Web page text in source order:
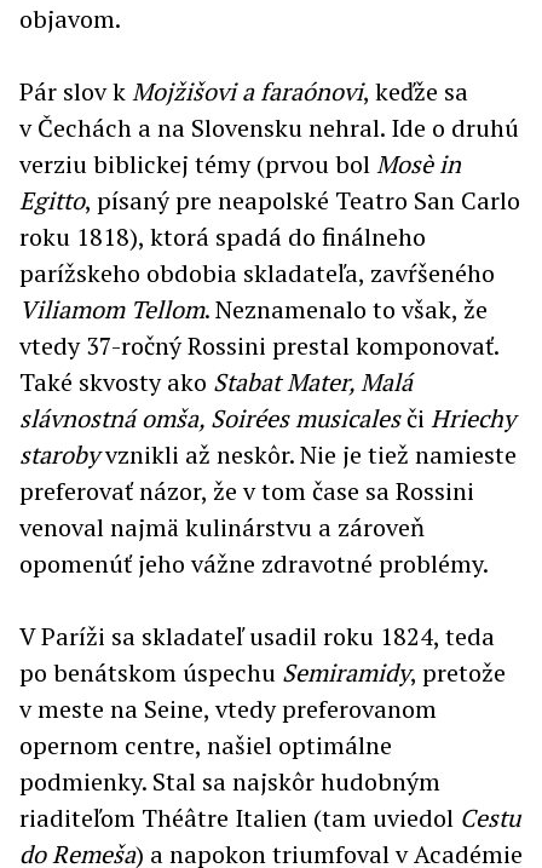
objavom.
Pár slov kMojžišovi a faraónovi, keďže sa
v Čechách a na Slovensku nehral. Ide o druhú
verziu biblickej témy (prvou bolMosè in
Egitto, písaný pre neapolské Teatro San Carlo
roku 1818), ktorá spadá do finálneho
parížskeho obdobia skladateľa, zavŕšeného
Viliamom Tellom. Neznamenalo to však, že
vtedy 37-ročný Rossini prestal komponovať.
Také skvosty ako StabatMater, Malá
slávnostná omša, Soirées musicalesči Hriechy
starobyvznikli až neskôr. Nie je tiež namieste
preferovať názor, že v tom čase sa Rossini
venoval najmä kulinárstvu a zároveň
opomenúť jeho vážne zdravotné problémy.
V Paríži sa skladateľ usadil roku 1824, teda
po benátskom úspechu Semiramidy, pretože
v meste na Seine, vtedy preferovanom
opernom centre, našiel optimálne
podmienky. Stal sa najskôr hudobným
riaditeľom Théâtre Italien (tam uviedol Cestu
doRemeša) a napokon triumfoval v Académie